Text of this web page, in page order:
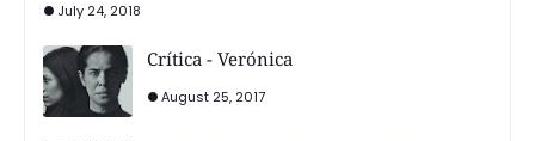
July 24, 2018
Crítica - Verónica
August 25, 2017